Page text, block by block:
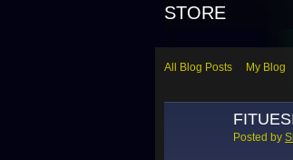
STORE
All Blog Posts My Blog
Posted by